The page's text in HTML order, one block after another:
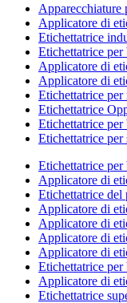
Apparecchiature
Applicatore di
Etichettatrice
Etichettatrice per
Applicatore di
Applicatore di
Etichettatrice per
Etichettatrice
Etichettatrice
Etichettatrice per
Etichettatrice per
Applicatore di
Etichettatrice del
Applicatore di
Applicatore di
Applicatore di
Applicatore di
Etichettatrice per
Applicatore di
Etichettatrice